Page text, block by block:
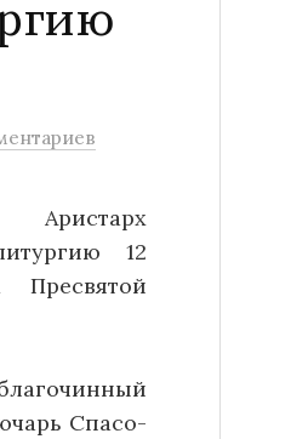
Аристарх
12
Спасо-